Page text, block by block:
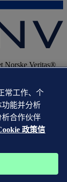
Veritas®
号
常工作、个
能并分析
合作伙伴
政策信